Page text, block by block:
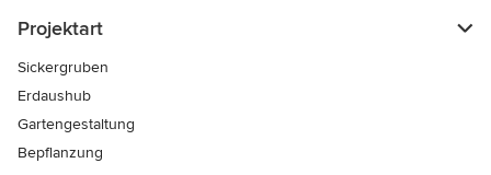
Projektart
Sickergruben
Erdaushub
Gartengestaltung
Bepflanzung